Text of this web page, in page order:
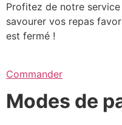
Profitez de notre
savourer vos repas
est fermé !
Commander
Modes de